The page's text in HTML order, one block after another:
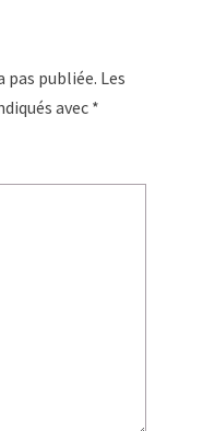
pas publiée. Les
avec *